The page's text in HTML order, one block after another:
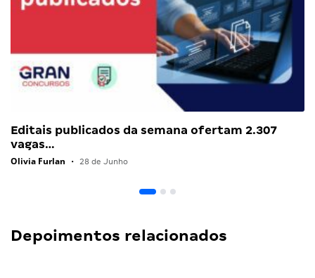
Editais publicados da semana ofertam 2.307
vagas…
Olivia Furlan • 28 de Junho
Depoimentos relacionados